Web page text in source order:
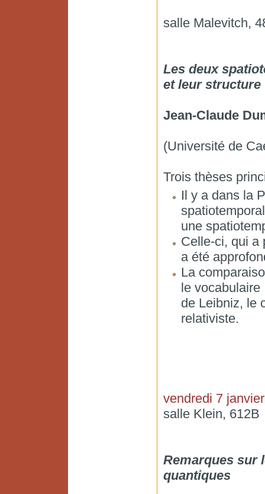
salle Malevitch,
Les deux
et leur structure
Jean-Claude
(Université de
Trois thèses
Il y a dans la
une
Celle-ci‭, ‬qui a
‬a été
La
le vocabulaire
de Leibniz‭, ‬le
relativiste‭.‬
vendredi 7
salle Klein, 612B
Remarques sur
quantiques